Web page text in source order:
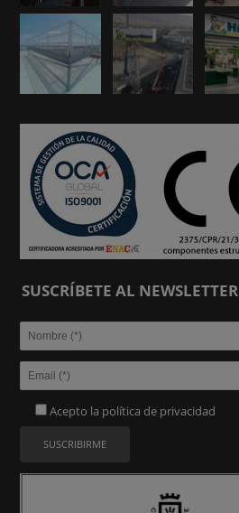
SUSCRÍBETE AL NEWSLETTER
Acepto la política de privacidad